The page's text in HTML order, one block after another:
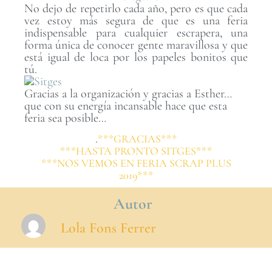
No dejo de repetirlo cada año, pero es que cada
vez estoy más segura de que es una feria
indispensable para cualquier escrapera, una
forma única de conocer gente maravillosa y que
está igual de loca por los papeles bonitos que
tú.
Gracias a la organización y gracias a Esther…
que con su energía incansable hace que esta
feria sea posible…
.***GRACIAS***
***HASTA PRONTO SITGES***
***NOS VEMOS EN FERIA SCRAP PLUS
2019***
Autor
Lola Fons Ferrer